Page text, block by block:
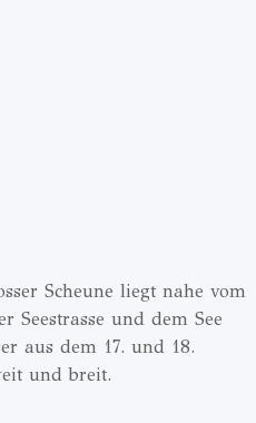
Scheune liegt nahe vom
Seestrasse und dem See
aus dem 17. und 18.
und breit.